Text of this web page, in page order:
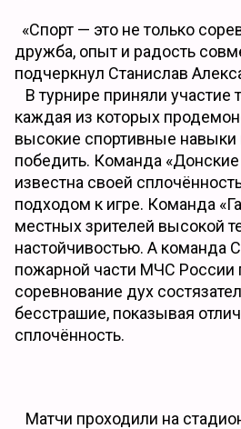
«Спорт — это не только
дружба, опыт и радость
подчеркнул Станислав
В турнире приняли участие
каждая из которых
высокие спортивные навыки
победить. Команда
известна своей
подходом к игре. Команда
местных зрителей высокой
настойчивостью. А команда
пожарной части МЧС России
соревнование дух
бесстрашие, показывая
сплочённость.
Матчи проходили на